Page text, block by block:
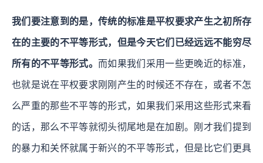
我们要注意到的是，传统的标准是平权要求产生之初所存
在的主要的不平等形式，但是今天它们已经远远不能穷尽
所有的不平等形式。 而如果我们采用一些更晚近的标准，
也就是说在平权要求刚刚产生的时候还不存在，或者不怎
么严重的那些不平等的形式，如果我们采用这些形式来看
的话，那么不平等就彻头彻尾地是在加剧。刚才我们提到
的暴力和关怀就属于新兴的不平等形式，但是比它们更具